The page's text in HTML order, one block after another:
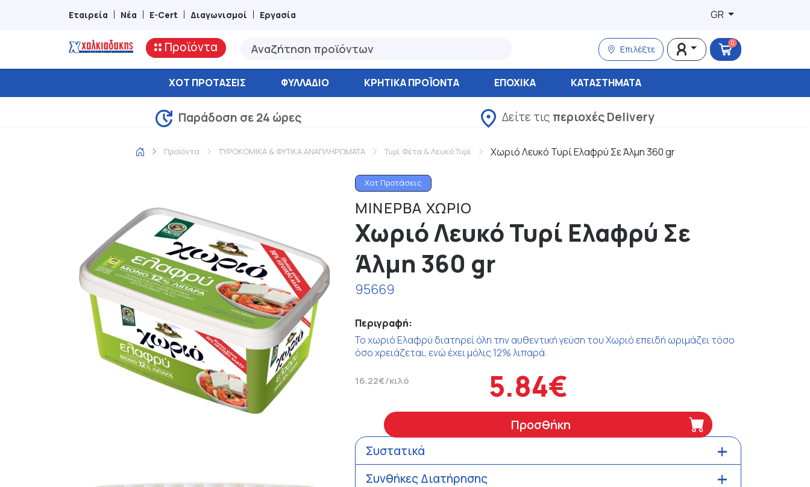
Εταιρεία Νέα E-Cert Διαγωνισμοί Εργασία GR
Προϊόντα Επιλέξτε
0
ΧΟΤ ΠΡΟΤΆΣΕΙΣ ΦΥΛΛΆΔΙΟ ΚΡΗΤΙΚΑ ΠΡΟΪΟΝΤΑ ΕΠΟΧΙΚΑ ΚΑΤΑΣΤΉΜΑΤΑ
Παράδοση σε 24 ώρες Δείτε τις περιοχές Delivery
Προϊόντα ΤΥΡΟΚΟΜΙΚΑ & ΦΥΤΙΚΑ ΑΝΑΠΛΗΡΩΜΑΤΑ Τυρί Φέτα & Λευκό Τυρί Χωριό Λευκό Τυρί Ελαφρύ Σε Άλμη 360 gr
Χοτ Προτάσεις
ΜΙΝΕΡΒΑ ΧΩΡΙΟ
Χωριό Λευκό Τυρί Ελαφρύ Σε
Άλμη 360 gr
95669
Περιγραφή:
Το χωριό Ελαφρύ διατηρεί όλη την αυθεντική γεύση του Χωριό επειδή ωριμάζει τόσο
όσο χρειάζεται, ενώ έχει μόλις 12% λιπαρά.
16.22€/κιλό 5.84€
Προσθήκη
Συστατικά
Συνθήκες Διατήρησης